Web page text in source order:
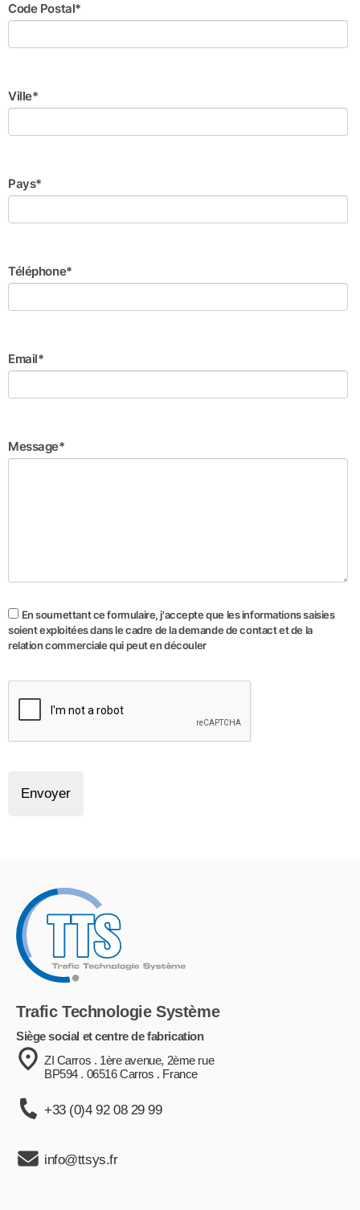
Code Postal*
Ville*
Pays*
Téléphone*
Email*
Message*
En soumettant ce formulaire, j'accepte que les informations saisies
soient exploitées dans le cadre de la demande de contact et de la
relation commerciale qui peut en découler
Envoyer
Trafic Technologie Système
Siège social et centre de fabrication
ZI Carros . 1ère avenue, 2ème rue
BP594 . 06516 Carros . France
+33 (0)4 92 08 29 99
info@ttsys.fr